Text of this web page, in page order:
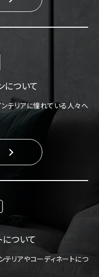
について
テリアに憧れている人々へ
について
テリアやコーディネートにつ